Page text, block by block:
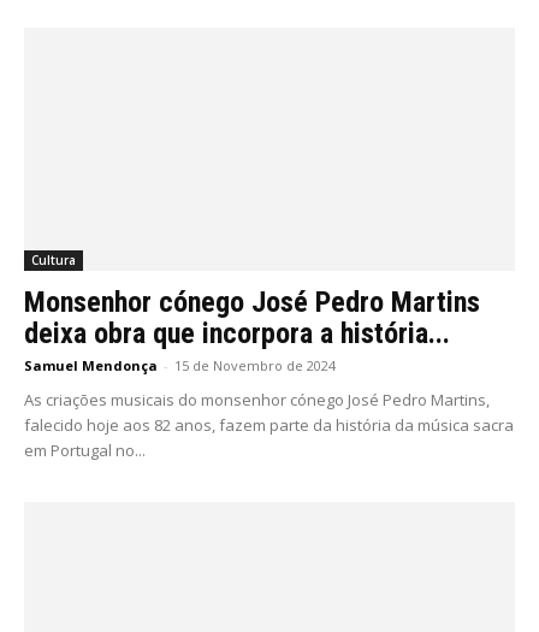
Cultura
Monsenhor cónego José Pedro Martins
deixa obra que incorpora a história...
Samuel Mendonça - 15 de Novembro de 2024
As criações musicais do monsenhor cónego José Pedro Martins,
falecido hoje aos 82 anos, fazem parte da história da música sacra
em Portugal no...